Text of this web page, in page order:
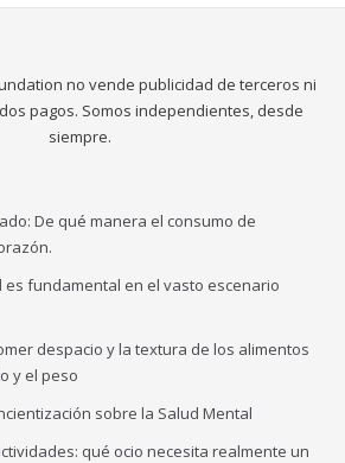
no vende publicidad de terceros ni
pagos. Somos independientes, desde
siempre.
De qué manera el consumo de
fundamental en el vasto escenario
despacio y la textura de los alimentos
y el peso
sobre la Salud Mental
qué ocio necesita realmente un